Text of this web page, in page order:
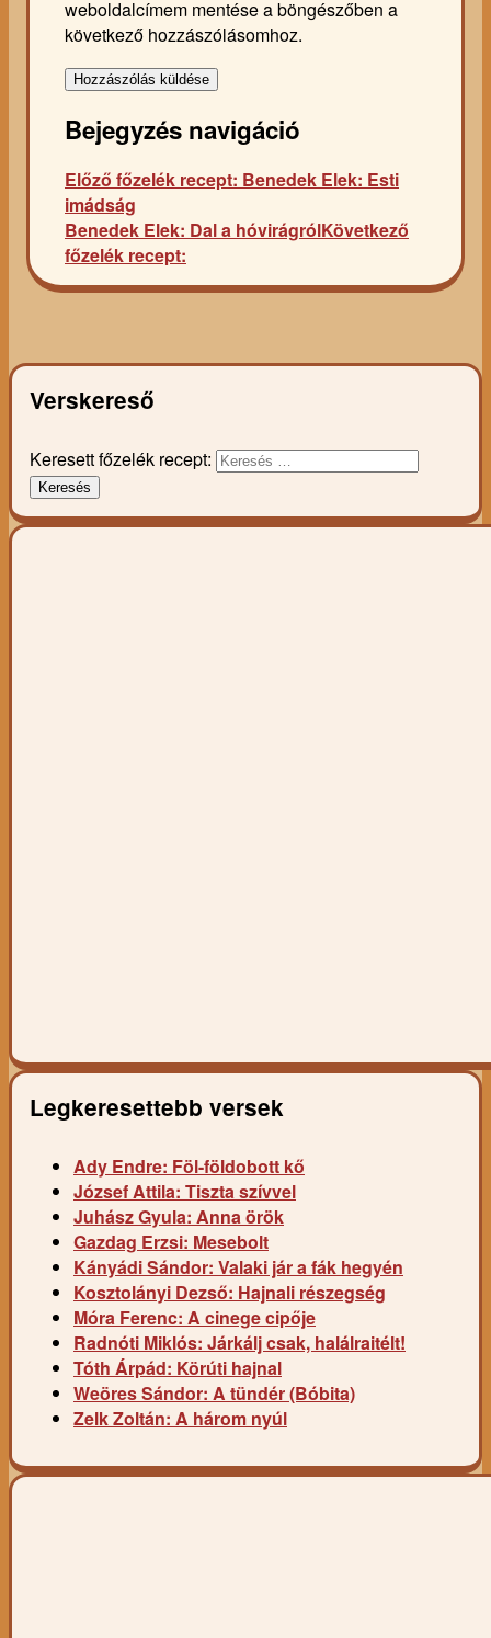
weboldalcímem mentése a böngészőben a
következő hozzászólásomhoz.
Bejegyzés navigáció
Előző főzelék recept: Benedek Elek: Esti
imádság
Benedek Elek: Dal a hóvirágrólKövetkező
főzelék recept:
Verskereső
Keresett főzelék recept:
Keresés
Legkeresettebb versek
Ady Endre: Föl-földobott kő
József Attila: Tiszta szívvel
Juhász Gyula: Anna örök
Gazdag Erzsi: Mesebolt
Kányádi Sándor: Valaki jár a fák hegyén
Kosztolányi Dezső: Hajnali részegség
Móra Ferenc: A cinege cipője
Radnóti Miklós: Járkálj csak, halálraitélt!
Tóth Árpád: Körúti hajnal
Weöres Sándor: A tündér (Bóbita)
Zelk Zoltán: A három nyúl